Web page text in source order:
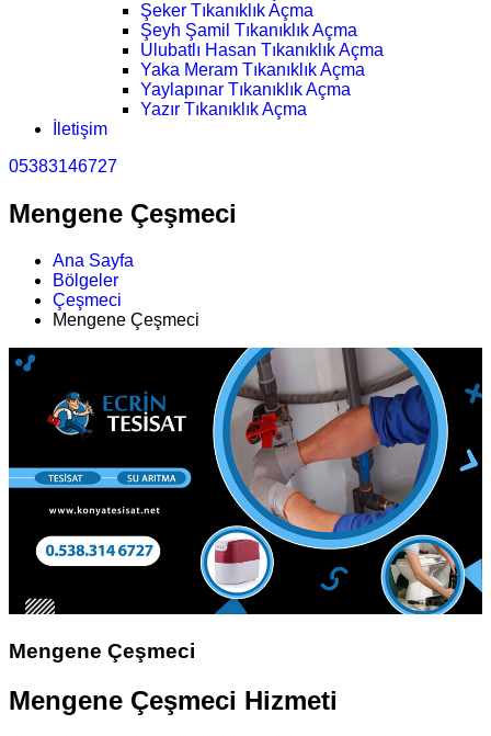
Şeker Tıkanıklık Açma
Şeyh Şamil Tıkanıklık Açma
Ulubatlı Hasan Tıkanıklık Açma
Yaka Meram Tıkanıklık Açma
Yaylapınar Tıkanıklık Açma
Yazır Tıkanıklık Açma
İletişim
05383146727
Mengene Çeşmeci
Ana Sayfa
Bölgeler
Çeşmeci
Mengene Çeşmeci
Mengene Çeşmeci
Mengene Çeşmeci Hizmeti